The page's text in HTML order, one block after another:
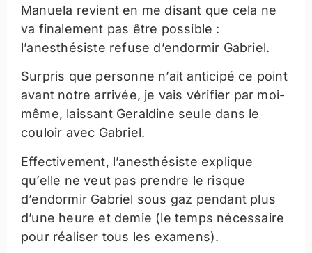
Manuela revient en me disant que cela ne
va finalement pas être possible :
l’anesthésiste refuse d’endormir Gabriel.
Surpris que personne n’ait anticipé ce point
avant notre arrivée, je vais vérifier par moi-
même, laissant Geraldine seule dans le
couloir avec Gabriel.
Effectivement, l’anesthésiste explique
qu’elle ne veut pas prendre le risque
d’endormir Gabriel sous gaz pendant plus
d’une heure et demie (le temps nécessaire
pour réaliser tous les examens).